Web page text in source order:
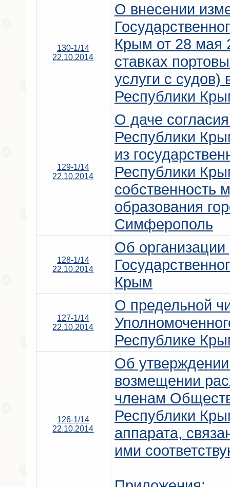
130-1/14
22.10.2014
О внесении
Крым от 28 мая
ставках
услуги с судов)
Республики
129-1/14
22.10.2014
О даче
Республики
из
Республики
собственность
образования
Симферополь
128-1/14
22.10.2014
Об
Крым
127-1/14
22.10.2014
О предельной
Республике
126-1/14
22.10.2014
Об
возмещении
членам
Республики
аппарата,
ими